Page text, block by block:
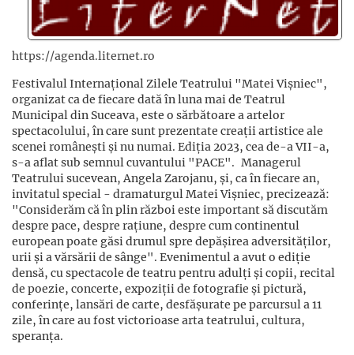
https://agenda.liternet.ro
Festivalul Internațional Zilele Teatrului "Matei Vișniec",
organizat ca de fiecare dată în luna mai de Teatrul
Municipal din Suceava, este o sărbătoare a artelor
spectacolului, în care sunt prezentate creații artistice ale
scenei românești și nu numai. Ediția 2023, cea de-a VII-a,
s-a aflat sub semnul cuvantului "PACE". Managerul
Teatrului sucevean, Angela Zarojanu, și, ca în fiecare an,
invitatul special - dramaturgul Matei Vișniec, precizează:
"Considerăm că în plin război este important să discutăm
despre pace, despre rațiune, despre cum continentul
european poate găsi drumul spre depășirea adversităților,
urii și a vărsării de sânge". Evenimentul a avut o ediție
densă, cu spectacole de teatru pentru adulți și copii, recital
de poezie, concerte, expoziții de fotografie și pictură,
conferințe, lansări de carte, desfășurate pe parcursul a 11
zile, în care au fost victorioase arta teatrului, cultura,
speranța.